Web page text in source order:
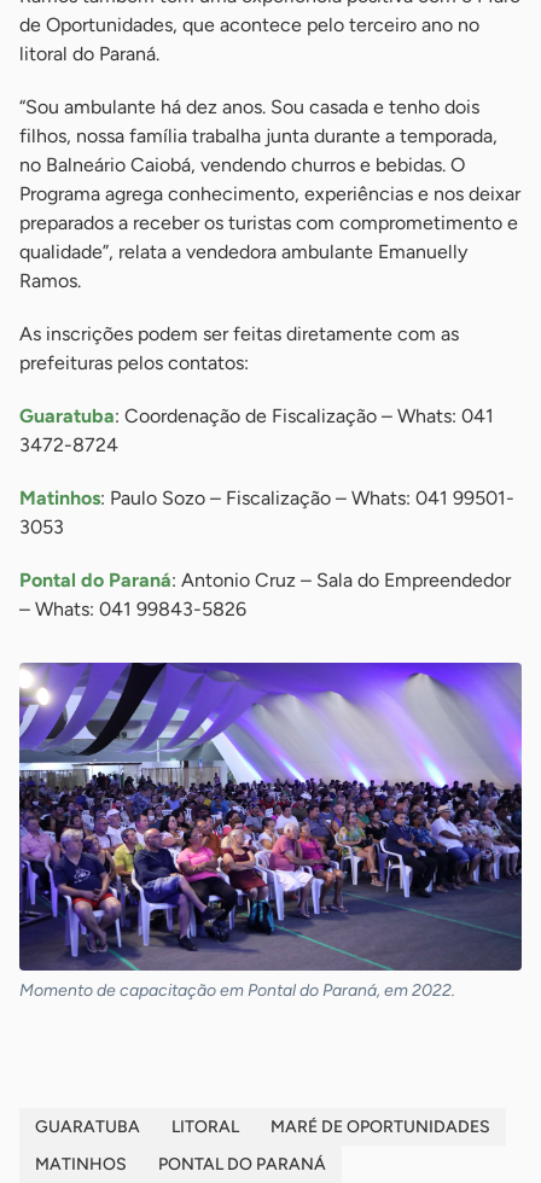
de Oportunidades, que acontece pelo terceiro ano no
litoral do Paraná.
“Sou ambulante há dez anos. Sou casada e tenho dois
filhos, nossa família trabalha junta durante a temporada,
no Balneário Caiobá, vendendo churros e bebidas. O
Programa agrega conhecimento, experiências e nos deixar
preparados a receber os turistas com comprometimento e
qualidade”, relata a vendedora ambulante Emanuelly
Ramos.
As inscrições podem ser feitas diretamente com as
prefeituras pelos contatos:
Guaratuba: Coordenação de Fiscalização – Whats: 041
3472-8724
Matinhos: Paulo Sozo – Fiscalização – Whats: 041 99501-
3053
Pontal do Paraná: Antonio Cruz – Sala do Empreendedor
– Whats: 041 99843-5826
Momento de capacitação em Pontal do Paraná, em 2022.
GUARATUBA LITORAL
MARÉ DE OPORTUNIDADES
MATINHOS
PONTAL DO PARANÁ